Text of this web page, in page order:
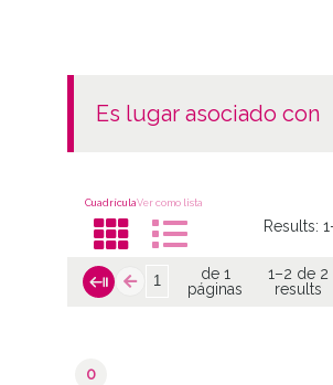
es lugar asociado con
CuadrículaVer como lista
Results:
de 1
páginas
1–2 de 2
results
0